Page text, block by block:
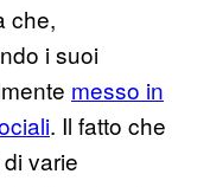
che,
i suoi
messo in
. Il fatto che
varie